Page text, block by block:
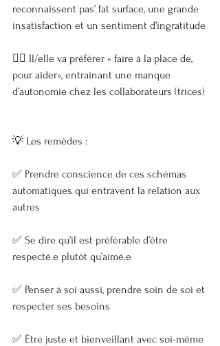
reconnaissent pas’ fat surface, une grande
insatisfaction et un sentiment d’ingratitude
👉🏼 Il/elle va préférer « faire à la place de,
pour aider», entraînant une manque
d’autonomie chez les collaborateurs (trices)
💡 Les remèdes :
✅ Prendre conscience de ces schémas
automatiques qui entravent la relation aux
autres
✅ Se dire qu’il est préférable d’être
respecté.e plutôt qu’aimé.e
✅ Penser à soi aussi, prendre soin de soi et
respecter ses besoins
✅ Être juste et bienveillant avec soi-même